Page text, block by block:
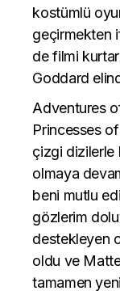
kostümlü
geçirmekten
de filmi
Goddard
Adventures
Princesses
çizgi dizilerle
olmaya
beni mutlu
gözlerim
destekleyen
oldu ve
tamamen